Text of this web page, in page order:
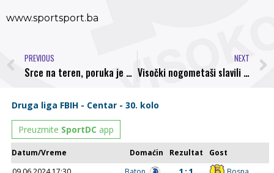
www.sportsport.ba
PREVIOUS
Srce na teren, poruka je naših najvatrenijih navijača
NEXT
Visočki nogometaši slavili u derbiju, Bosna – Tošk 2:0 (2:0)